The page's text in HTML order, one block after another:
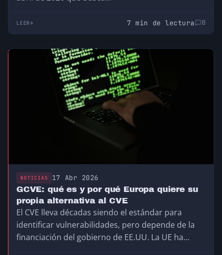
LEER 7 min de lectura 0
NOTICIAS 17 Abr 2026
GCVE: qué es y por qué Europa quiere su
propia alternativa al CVE
El CVE lleva décadas siendo el estándar para
identificar vulnerabilidades, pero depende de la
financiación del gobierno de EE.UU. La UE ha